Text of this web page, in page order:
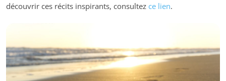
découvrir ces récits inspirants, consultez ce lien.